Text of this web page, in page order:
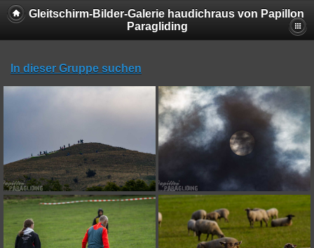
Gleitschirm-Bilder-Galerie haudichraus von Papillon
Paragliding
In dieser Gruppe suchen